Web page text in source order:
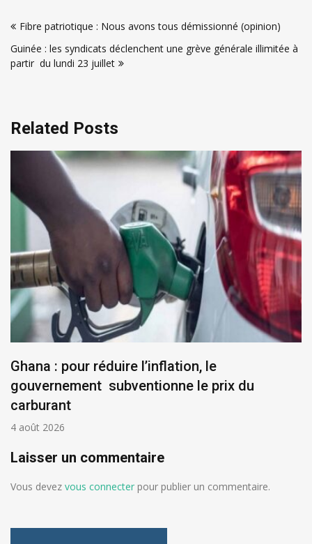
de
l’article
Fibre patriotique : Nous avons tous démissionné (opinion)
Guinée : les syndicats déclenchent une grève générale illimitée à
partir du lundi 23 juillet
Related Posts
Ghana : pour réduire l’inflation, le
gouvernement subventionne le prix du
carburant
4 août 2026
Laisser un commentaire
Vous devez vous connecter pour publier un commentaire.